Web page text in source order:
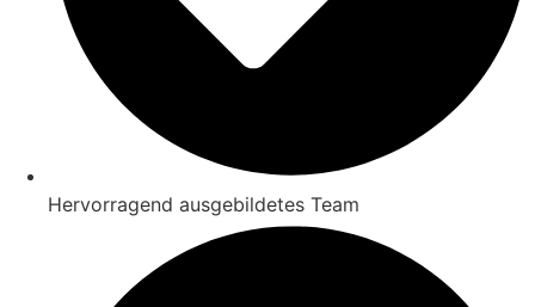
Hervorragend ausgebildetes Team